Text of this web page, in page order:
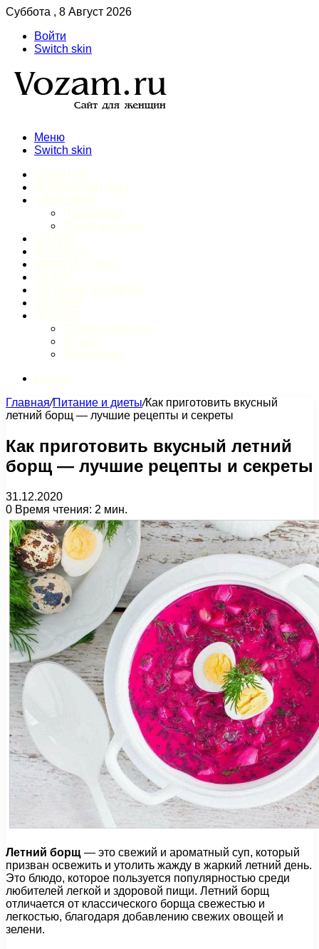
Суббота , 8 Август 2026
Войти
Switch skin
Меню
Switch skin
Главная/Питание и диеты/Как приготовить вкусный
летний борщ — лучшие рецепты и секреты
Как приготовить вкусный летний
борщ — лучшие рецепты и секреты
31.12.2020
0 Время чтения: 2 мин.
Летний борщ — это свежий и ароматный суп, который
призван освежить и утолить жажду в жаркий летний день.
Это блюдо, которое пользуется популярностью среди
любителей легкой и здоровой пищи. Летний борщ
отличается от классического борща свежестью и
легкостью, благодаря добавлению свежих овощей и
зелени.